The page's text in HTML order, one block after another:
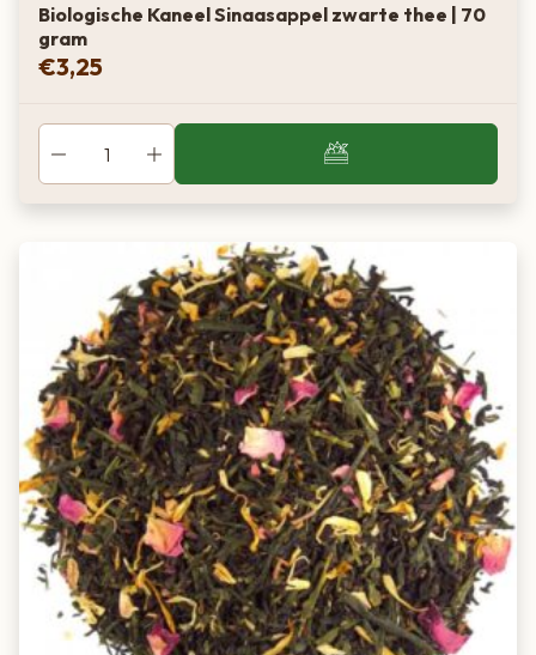
Biologische Kaneel Sinaasappel zwarte thee | 70
gram
€3,25